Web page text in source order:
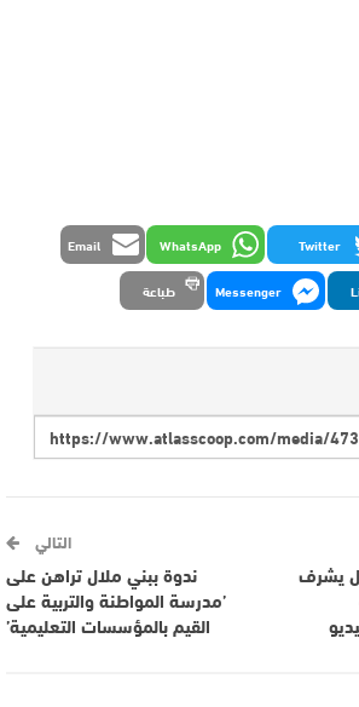
Twitter
WhatsApp
Email
Messenger طباعة
يشرف
التالي
ندوة ببني ملال تراهن على
’مدرسة المواطنة والتربية على
القيم بالمؤسسات التعليمية’